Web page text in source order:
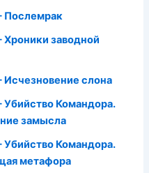
Послемрак
заводной
слона
Командора.
замысла
Командора.
метафора